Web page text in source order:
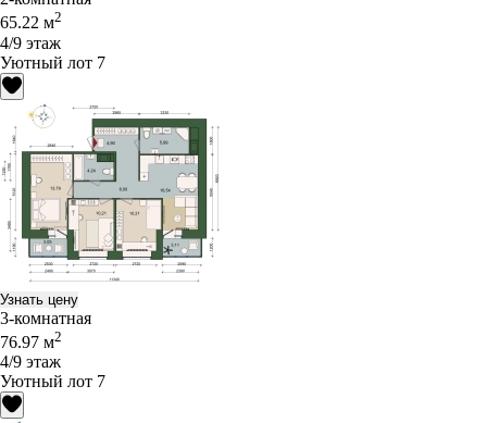
65.22 м2
4/9 этаж
Уютный лот 7
Узнать цену
3-комнатная
76.97 м2
4/9 этаж
Уютный лот 7